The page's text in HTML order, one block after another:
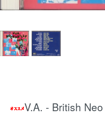
V.A. - British